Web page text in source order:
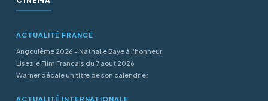
ACTUALITÉ FRANCE
Angoulême 2026 - Nathalie Baye à l'honneur
Lisez le Film Francais du 7 aout 2026
Warner décale un titre de son calendrier
ACTUALITÉ INTERNATIONALE